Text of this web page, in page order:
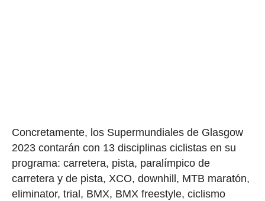
Concretamente, los Supermundiales de Glasgow
2023 contarán con 13 disciplinas ciclistas en su
programa: carretera, pista, paralímpico de
carretera y de pista, XCO, downhill, MTB maratón,
eliminator, trial, BMX, BMX freestyle, ciclismo